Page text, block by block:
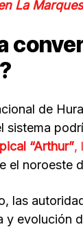
La
de
sistema
“Arthur”,
el noroeste
las
y evolución